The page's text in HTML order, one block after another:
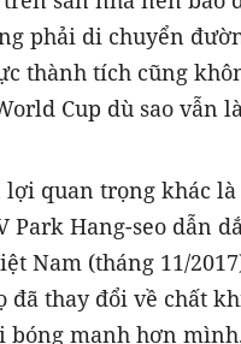
phải di chuyển
thành tích cũng
Cup dù sao vẫn
quan trọng khác là
Park Hang-seo dẫn
Nam (tháng 11/
đã thay đổi về chất
bóng mạnh hơn